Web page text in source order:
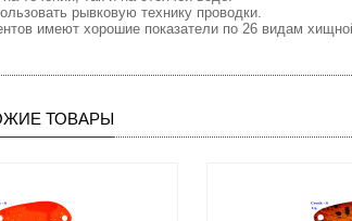
рывковую технику проводки.
имеют хорошие показатели по 26 видам
ТОВАРЫ